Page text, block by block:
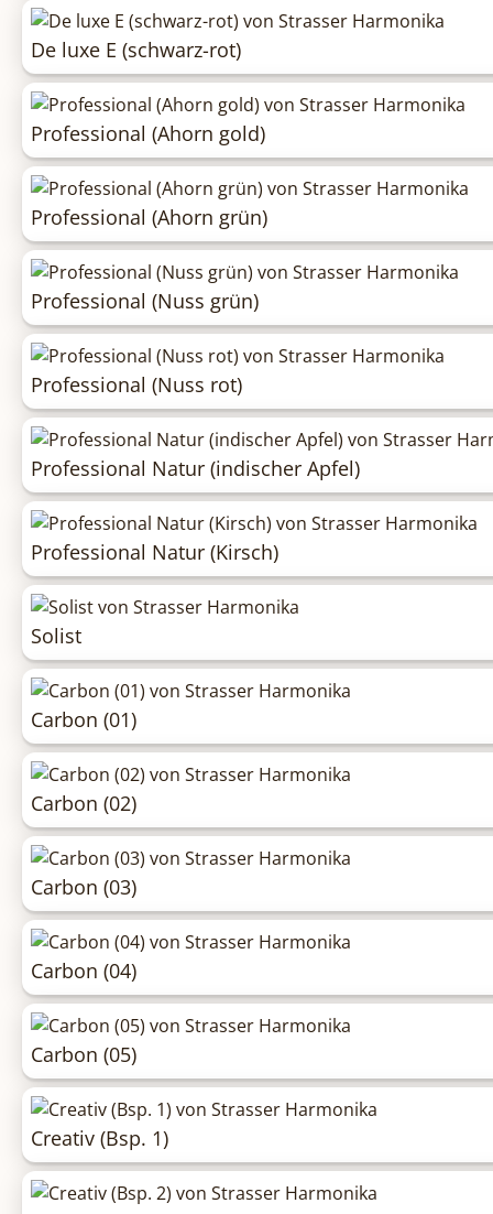
De luxe E (schwarz-rot)
Professional (Ahorn gold)
Professional (Ahorn grün)
Professional (Nuss grün)
Professional (Nuss rot)
Professional Natur (indischer Apfel)
Professional Natur (Kirsch)
Solist
Carbon (01)
Carbon (02)
Carbon (03)
Carbon (04)
Carbon (05)
Creativ (Bsp. 1)